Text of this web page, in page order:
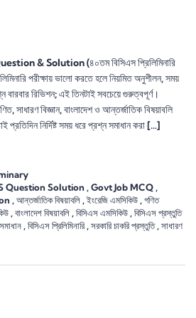
& Solution (৪০তম বিসিএস প্রিলিমিনারি
পরীক্ষায় ভালো করতে হলে নিয়মিত অনুশীলন, সময়
বারবার রিভিশন; এই তিনটাই সবচেয়ে গুরুত্বপূর্ণ।
সাধারণ বিজ্ঞান, বাংলাদেশ ও আন্তর্জাতিক বিষয়াবলি
নির্দিষ্ট সময় ধরে প্রশ্ন সমাধান করা […]
Question Solution , Govt Job MCQ ,
, আন্তর্জাতিক বিষয়াবলি , ইংরেজি এমসিকিউ , গণিত
, বাংলাদেশ বিষয়াবলি , বিসিএস এমসিকিউ , বিসিএস প্রস্তুতি
, বিসিএস প্রিলিমিনারি , সরকারি চাকরি প্রস্তুতি, সাধারণ